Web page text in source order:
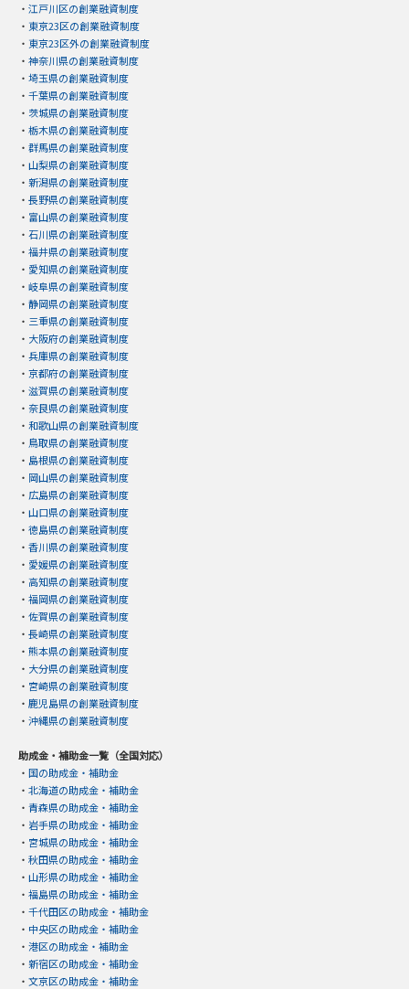
・ 江戸川区の創業融資制度
・ 東京23区の創業融資制度
・ 東京23区外の創業融資制度
・ 神奈川県の創業融資制度
・ 埼玉県の創業融資制度
・ 千葉県の創業融資制度
・ 茨城県の創業融資制度
・ 栃木県の創業融資制度
・ 群馬県の創業融資制度
・ 山梨県の創業融資制度
・ 新潟県の創業融資制度
・ 長野県の創業融資制度
・ 富山県の創業融資制度
・ 石川県の創業融資制度
・ 福井県の創業融資制度
・ 愛知県の創業融資制度
・ 岐阜県の創業融資制度
・ 静岡県の創業融資制度
・ 三重県の創業融資制度
・ 大阪府の創業融資制度
・ 兵庫県の創業融資制度
・ 京都府の創業融資制度
・ 滋賀県の創業融資制度
・ 奈良県の創業融資制度
・ 和歌山県の創業融資制度
・ 鳥取県の創業融資制度
・ 島根県の創業融資制度
・ 岡山県の創業融資制度
・ 広島県の創業融資制度
・ 山口県の創業融資制度
・ 徳島県の創業融資制度
・ 香川県の創業融資制度
・ 愛媛県の創業融資制度
・ 高知県の創業融資制度
・ 福岡県の創業融資制度
・ 佐賀県の創業融資制度
・ 長崎県の創業融資制度
・ 熊本県の創業融資制度
・ 大分県の創業融資制度
・ 宮崎県の創業融資制度
・ 鹿児島県の創業融資制度
・ 沖縄県の創業融資制度
助成金・補助金一覧（全国対応）
・ 国の助成金・補助金
・ 北海道の助成金・補助金
・ 青森県の助成金・補助金
・ 岩手県の助成金・補助金
・ 宮城県の助成金・補助金
・ 秋田県の助成金・補助金
・ 山形県の助成金・補助金
・ 福島県の助成金・補助金
・ 千代田区の助成金・補助金
・ 中央区の助成金・補助金
・ 港区の助成金・補助金
・ 新宿区の助成金・補助金
・ 文京区の助成金・補助金